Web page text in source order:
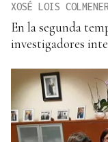
XOSÉ LOIS
En la segunda
investigadores